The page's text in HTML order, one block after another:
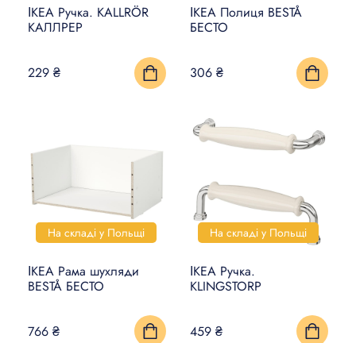
ІКЕА Ручка. KALLRÖR
КАЛЛРЕР
229 ₴
ІКЕА Полиця BESTÅ
БЕСТО
306 ₴
На складі у Польщі
ІКЕА Рама шухляди
BESTÅ БЕСТО
766 ₴
На складі у Польщі
ІКЕА Ручка.
KLINGSTORP
459 ₴